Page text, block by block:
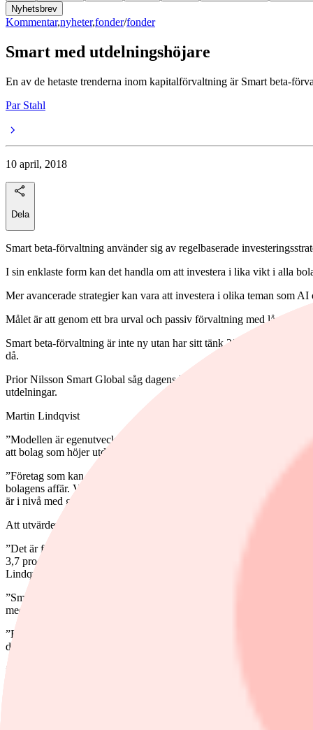
Nyhetsbrev
Kommentar,nyheter,fonder/fonder
Smart med utdelningshöjare
En av de hetaste trenderna inom kapitalförvaltning är Smart beta-
Par Stahl
10 april, 2018
Dela
Smart beta-förvaltning använder sig av regelbaserade
I sin enklaste form kan det handla om att investera i lika vikt i alla
Mer avancerade strategier kan vara att investera i olika teman som
Målet är att genom ett bra urval och passiv förvaltning med låga
Smart beta-förvaltning är inte ny utan har sitt tänk 20–30 år tillbaka
då.
Prior Nilsson Smart Global såg dagens ljus 1 mars 2017, förvaltare
utdelningar.
Martin Lindqvist
”Modellen är egenutvecklad och det centrala är den 15-åriga
att bolag som höjer utdelningen införlivar externa krav på
”Företag som kan visa på höjd utdelning på lång sikt som 15 år,
bolagens affär. Vi har även andra kriterium som diversifiering
är i nivå med globalt aktieindex .”
Att utvärdera en fonds strategi och avkastning på ett år är en
”Det är främst två saker vi ser som motvind för Smart Global under
3,7 procent jämfört med index på drygt 16 procent. Det andra är
Lindqvist.
”Smart Global ett alternativ för de som vill ha ren indexinvestering.
med högst direktavkastning får du stor del billiga värdebolag med
”Fonden består till stor del av stora defensiva bolag och har
drygt 22 procent i fonden, mot knappt 9 procent i index”, säger han.
”De två största bolagen i fonden är Coca-Cola och Kimberly-Clark